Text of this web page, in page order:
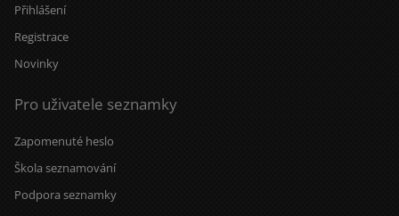
Přihlášení
Registrace
Novinky
Pro uživatele seznamky
Zapomenuté heslo
Škola seznamování
Podpora seznamky